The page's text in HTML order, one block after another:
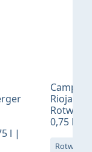
l |
Campo
Rioja
Rotwein
0,75 l |
Rotwein